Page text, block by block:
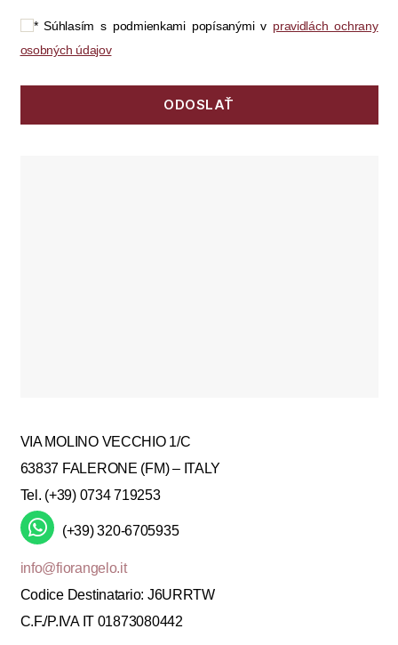
* Súhlasím s podmienkami popísanými v pravidlách ochrany
osobných údajov
VIA MOLINO VECCHIO 1/C
63837 FALERONE (FM) – ITALY
Tel. (+39) 0734 719253
(+39) 320-6705935
info@fiorangelo.it
Codice Destinatario: J6URRTW
C.F./P.IVA IT 01873080442